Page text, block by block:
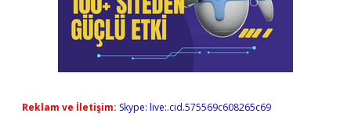
Reklam ve İletişim: Skype: live:.cid.575569c608265c69